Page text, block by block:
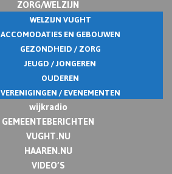
ZORG/WELZIJN
WELZIJN VUGHT
ACCOMODATIES EN GEBOUWEN
GEZONDHEID / ZORG
JEUGD / JONGEREN
OUDEREN
VERENIGINGEN / EVENEMENTEN
wijkradio
GEMEENTEBERICHTEN
VUGHT.NU
HAAREN.NU
VIDEO’S